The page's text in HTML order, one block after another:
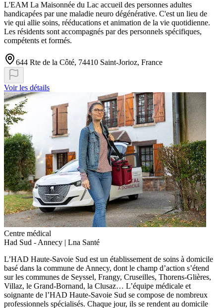
L'EAM La Maisonnée du Lac accueil des personnes adultes
handicapées par une maladie neuro dégénérative. C'est un lieu de
vie qui allie soins, rééducations et animation de la vie quotidienne.
Les résidents sont accompagnés par des personnels spécifiques,
compétents et formés.
644 Rte de la Côté, 74410 Saint-Jorioz, France
Voir les détails
Centre médical
Had Sud - Annecy | Lna Santé
L’HAD Haute-Savoie Sud est un établissement de soins à domicile
basé dans la commune de Annecy, dont le champ d’action s’étend
sur les communes de Seyssel, Frangy, Cruseilles, Thorens-Glières,
Villaz, le Grand-Bornand, la Clusaz… L’équipe médicale et
soignante de l’HAD Haute-Savoie Sud se compose de nombreux
professionnels spécialisés. Chaque jour, ils se rendent au domicile